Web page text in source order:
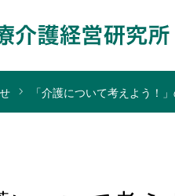
「介護について考えよう！